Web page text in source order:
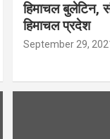
हिमाचल बुलेटिन,
हिमाचल प्रदेश
September 29,